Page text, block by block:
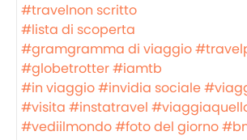
#travelnon scritto
#lista di scoperta
#gramgramma di viaggio
#globetrotter#iamtb
#in viaggio#invidia sociale
#visita #instatravel
#vediilmondo#foto del giorno